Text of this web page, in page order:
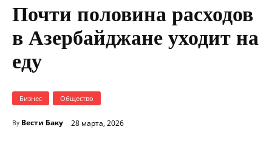
Почти половина расходов
в Азербайджане уходит на
еду
Бизнес Общество
By Вести Баку 28 марта, 2026